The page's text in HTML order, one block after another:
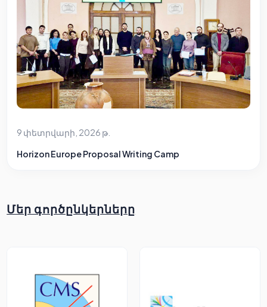
9 փետրվարի, 2026 թ.
Horizon Europe Proposal Writing Camp
Մեր գործընկերները